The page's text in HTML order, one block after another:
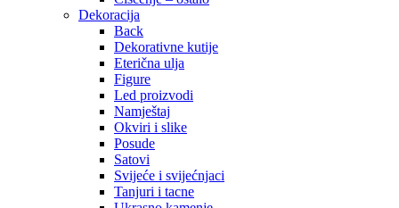
Dekoracija
Back
Dekorativne kutije
Eterična ulja
Figure
Led proizvodi
Namještaj
Okviri i slike
Posude
Satovi
Svijeće i svijećnjaci
Tanjuri i tacne